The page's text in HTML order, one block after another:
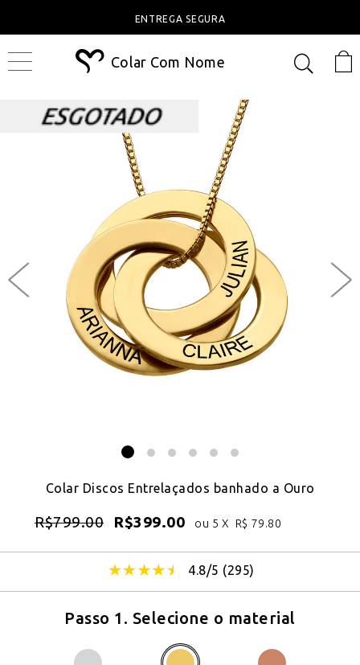
ENTREGA SEGURA
Colar Com Nome
Colar Discos Entrelaçados banhado a Ouro
R$799.00 R$399.00 ou 5 X R$ 79.80
4.8/5 (295)
Passo 1. Selecione o material